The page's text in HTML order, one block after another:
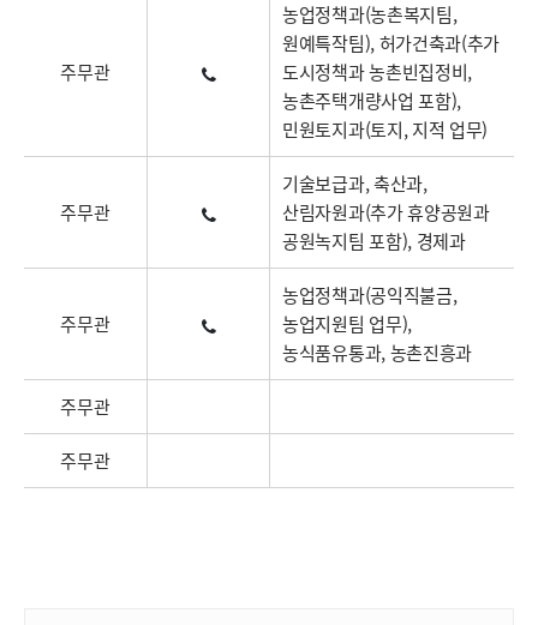
주무관
농업정책과(농촌복지팀,
원예특작팀), 허가건축과(추가
도시정책과 농촌빈집정비,
농촌주택개량사업 포함),
민원토지과(토지, 지적 업무)
주무관
기술보급과, 축산과,
산림자원과(추가 휴양공원과
공원녹지팀 포함), 경제과
주무관
농업정책과(공익직불금,
농업지원팀 업무),
농식품유통과, 농촌진흥과
주무관
주무관